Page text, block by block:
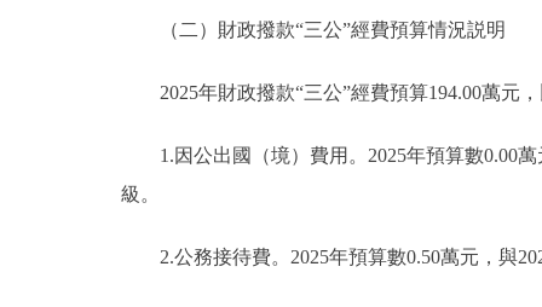
（二）財政撥款“三公”經費預算情況説明
2025年財政撥款“三公”經費預算194.00萬元，
1.因公出國（境）費用。2025年預算數0.00萬
級。
2.公務接待費。2025年預算數0.50萬元，與